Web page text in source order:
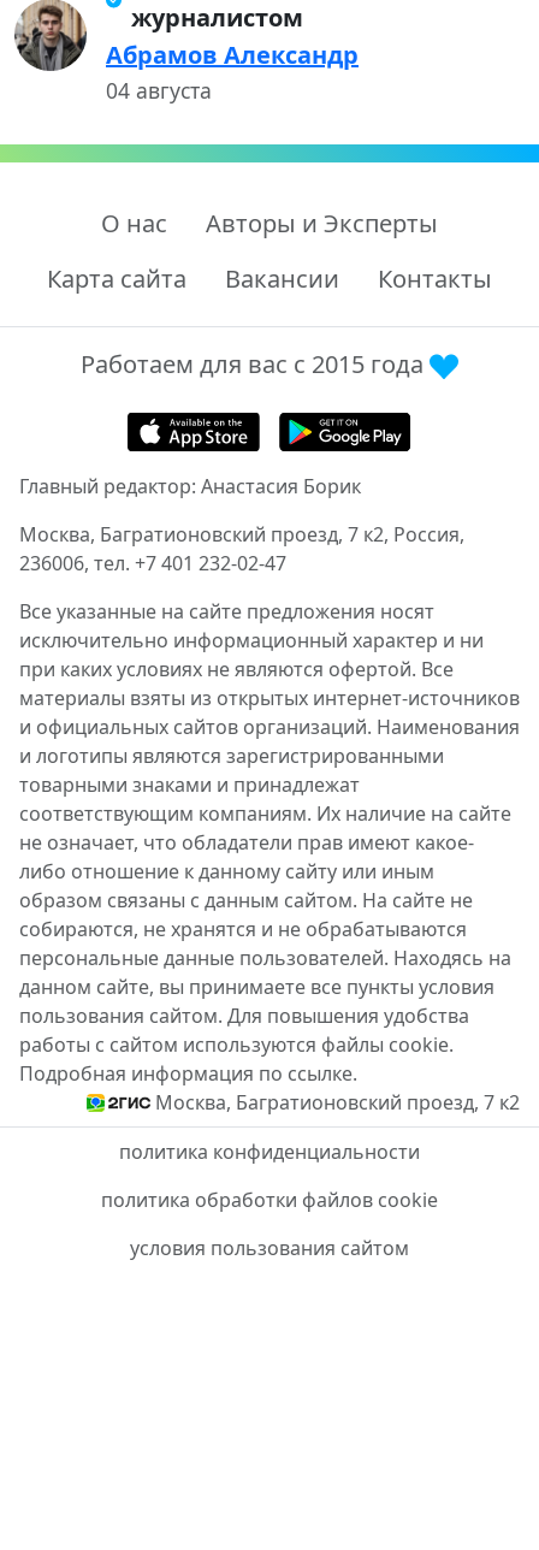
журналистом
Абрамов Александр
04 августа
О нас
Авторы и Эксперты
Карта сайта
Вакансии Контакты
Работаем для вас с 2015 года
Главный редактор: Анастасия Борик
Москва, Багратионовский проезд, 7 к2, Россия,
236006, тел. +7 401 232-02-47
Все указанные на сайте предложения носят
исключительно информационный характер и ни
при каких условиях не являются офертой. Все
материалы взяты из открытых интернет-источников
и официальных сайтов организаций. Наименования
и логотипы являются зарегистрированными
товарными знаками и принадлежат
соответствующим компаниям. Их наличие на сайте
не означает, что обладатели прав имеют какое-
либо отношение к данному сайту или иным
образом связаны с данным сайтом. На сайте не
собираются, не хранятся и не обрабатываются
персональные данные пользователей. Находясь на
данном сайте, вы принимаете все пункты условия
пользования сайтом. Для повышения удобства
работы с сайтом используются файлы cookie.
Подробная информация по ссылке.
Москва, Багратионовский проезд, 7 к2
политика конфиденциальности
политика обработки файлов cookie
условия пользования сайтом